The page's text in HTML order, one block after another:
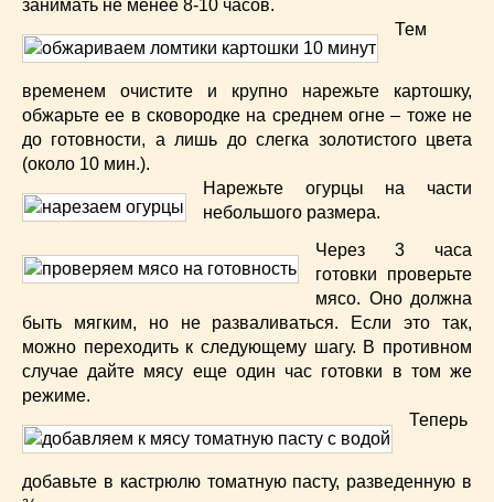
занимать не менее 8-10 часов.
Тем
временем очистите и крупно нарежьте картошку,
обжарьте ее в сковородке на среднем огне – тоже не
до готовности, а лишь до слегка золотистого цвета
(около 10 мин.).
Нарежьте огурцы на части
небольшого размера.
Через 3 часа
готовки проверьте
мясо. Оно должна
быть мягким, но не разваливаться. Если это так,
можно переходить к следующему шагу. В противном
случае дайте мясу еще один час готовки в том же
режиме.
Теперь
добавьте в кастрюлю томатную пасту, разведенную в